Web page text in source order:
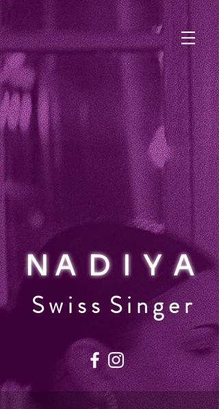
N A D I Y A
S w i s s S i n g e r